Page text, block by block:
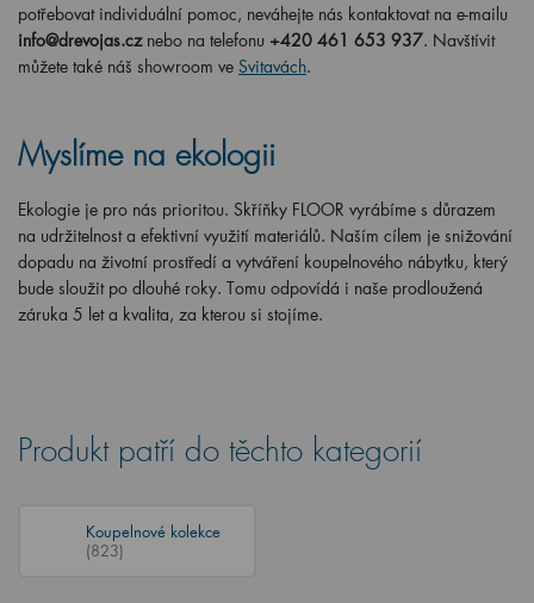
potřebovat individuální pomoc, neváhejte nás kontaktovat na e-mailu
info@drevojas.cznebo na telefonu +420 461 653 937. Navštívit
můžete také náš showroom ve Svitavách.
Myslíme na ekologii
Ekologie je pro nás prioritou. Skříňky FLOOR vyrábíme s důrazem
na udržitelnost a efektivní využití materiálů. Naším cílem je snižování
dopadu na životní prostředí a vytváření koupelnového nábytku, který
bude sloužit po dlouhé roky. Tomu odpovídá i naše prodloužená
záruka 5 let a kvalita, za kterou si stojíme.
Produkt patří do těchto kategorií
Koupelnové kolekce
(823)